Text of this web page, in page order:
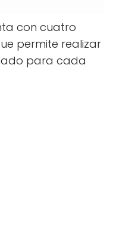
con cuatro
permite realizar
para cada